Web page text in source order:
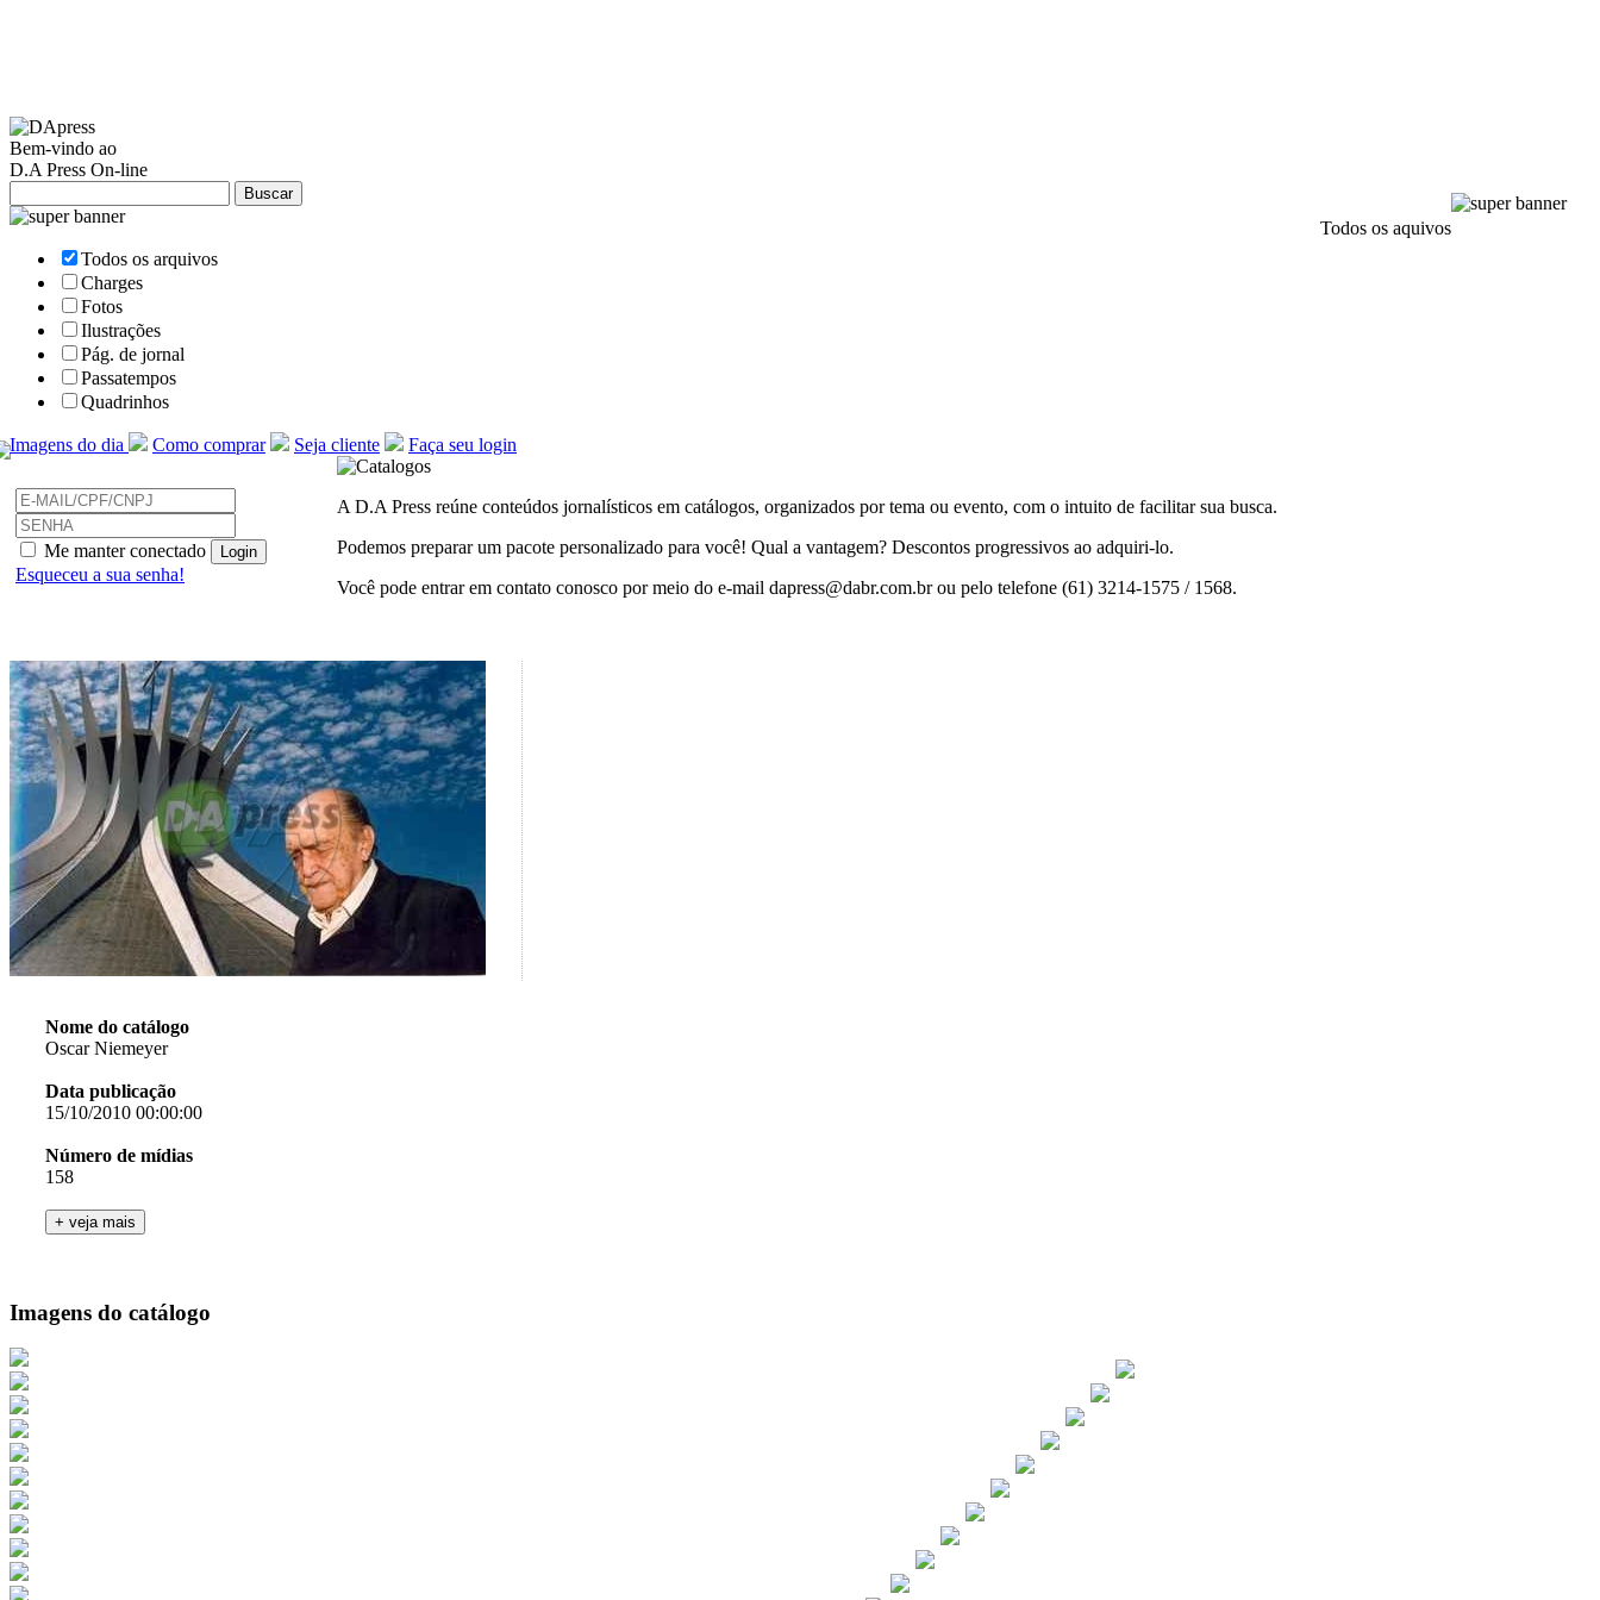
Bem-vindo ao
D.A Press On-line
Todos os aquivos
Todos os arquivos
Charges
Fotos
Ilustrações
Pág. de jornal
Passatempos
Quadrinhos
Imagens do dia Como comprar Seja cliente Faça seu login
Me manter conectado
Esqueceu a sua senha!
A D.A Press reúne conteúdos jornalísticos em catálogos, organizados por tema ou evento, com o intuito de facilitar sua busca.
Podemos preparar um pacote personalizado para você! Qual a vantagem? Descontos progressivos ao adquiri-lo.
Você pode entrar em contato conosco por meio do e-mail dapress@dabr.com.brou pelo telefone (61) 3214-1575 / 1568.
Nome do catálogo
Oscar Niemeyer
Data publicação
15/10/2010 00:00:00
Número de mídias
158
Imagens do catálogo